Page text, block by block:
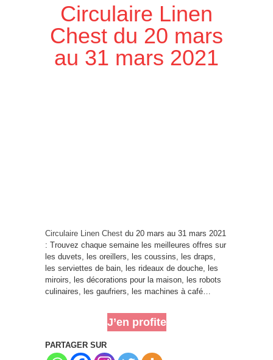
Circulaire Linen
Chest du 20 mars
au 31 mars 2021
Circulaire Linen Chest du 20 mars au 31 mars 2021
: Trouvez chaque semaine les meilleures offres sur
les duvets, les oreillers, les coussins, les draps,
les serviettes de bain, les rideaux de douche, les
miroirs, les décorations pour la maison, les robots
culinaires, les gaufriers, les machines à café…
J’en profite
PARTAGER SUR